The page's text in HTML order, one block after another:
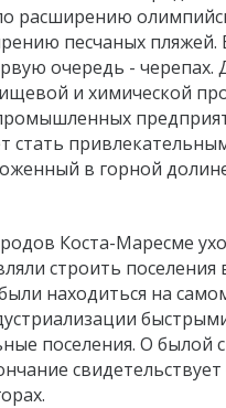
расширению
песчаных
очередь - черепах.
и химической
стать
в горной
Коста-Маресме
строить
находиться на
поселения. О